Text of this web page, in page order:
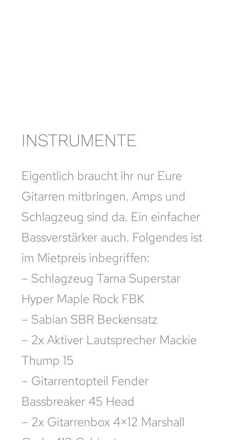
INSTRUMENTE
Eigentlich braucht ihr nur Eure
Gitarren mitbringen. Amps und
Schlagzeug sind da. Ein einfacher
Bassverstärker auch. Folgendes ist
im Mietpreis inbegriffen:
– Schlagzeug Tama Superstar
Hyper Maple Rock FBK
– Sabian SBR Beckensatz
– 2x Aktiver Lautsprecher Mackie
Thump 15
– Gitarrentopteil Fender
Bassbreaker 45 Head
– 2x Gitarrenbox 4×12 Marshall